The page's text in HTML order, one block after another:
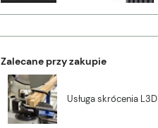
Zalecane przy zakupie
Usługa skrócenia L3D